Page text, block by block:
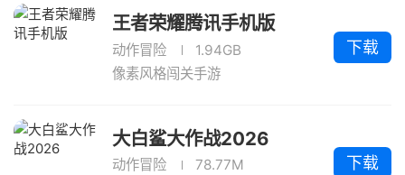
王者荣耀腾讯手机版
动作冒险
1.94GB
像素风格闯关手游
下载
大白鲨大作战2026
动作冒险
78.77M
下载